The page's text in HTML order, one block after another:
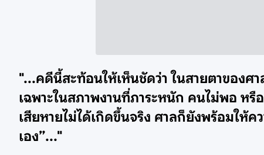
"...คดีนี้สะท้อนให้เห็นชัดว่า ในสายตาของศ
เฉพาะในสภาพงานที่ภาระหนัก คนไม่พอ ห
เสียหายไม่ได้เกิดขึ้นจริง ศาลก็ยังพร้อมให้ค
เอง”..."